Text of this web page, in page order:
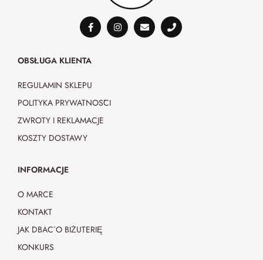
OBSŁUGA KLIENTA
REGULAMIN SKLEPU
POLITYKA PRYWATNOŚCI
ZWROTY I REKLAMACJE
KOSZTY DOSTAWY
INFORMACJE
O MARCE
KONTAKT
JAK DBAĆ O BIŻUTERIĘ
KONKURS